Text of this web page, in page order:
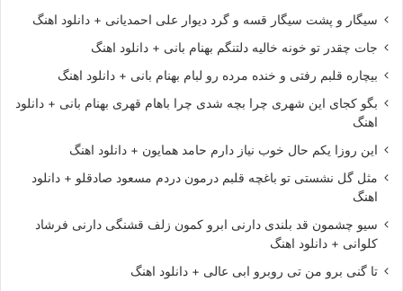
سیگار و پشت سیگار قسه و گرد دیوار علی احمدیانی + دانلود اهنگ
جات چقدر تو خونه خالیه دلتنگم بهنام بانی + دانلود اهنگ
بیچاره قلبم رفتی و خنده مرده رو لبام بهنام بانی + دانلود اهنگ
بگو کجای این شهری چرا بچه شدی چرا باهام قهری بهنام بانی + دانلود
اهنگ
این روزا یکم حال خوب نیاز دارم حامد همایون + دانلود اهنگ
مثل گل نشستی تو باغچه قلبم درمون دردم مسعود صادقلو + دانلود
اهنگ
سیو چشمون قد بلندی دارنی ابرو کمون زلف قشنگی دارنی فرشاد
کلوانی + دانلود اهنگ
تا گنی برو من تی روبرو ابی عالی + دانلود اهنگ